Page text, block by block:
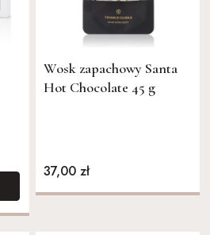
Wosk zapachowy Santa
Hot Chocolate 45 g
37,00 zł